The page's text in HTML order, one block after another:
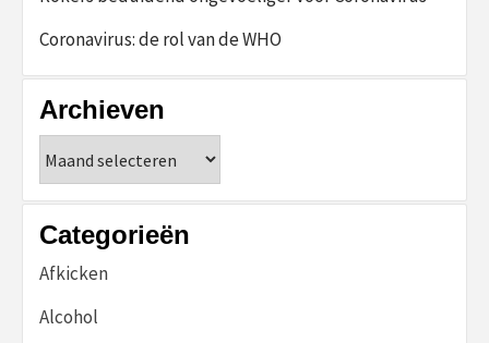
Coronavirus: de rol van de WHO
Archieven
Categorieën
Afkicken
Alcohol